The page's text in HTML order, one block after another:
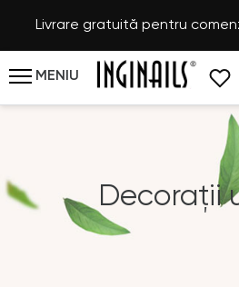
Livrare gratuită pentru
MENIU
Decorații